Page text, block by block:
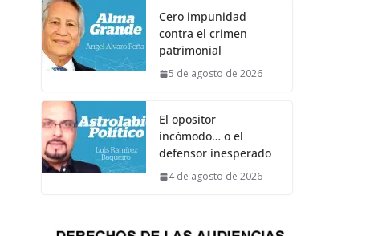
Cero impunidad
contra el crimen
patrimonial
5 de agosto de 2026
El opositor
incómodo… o el
defensor inesperado
4 de agosto de 2026